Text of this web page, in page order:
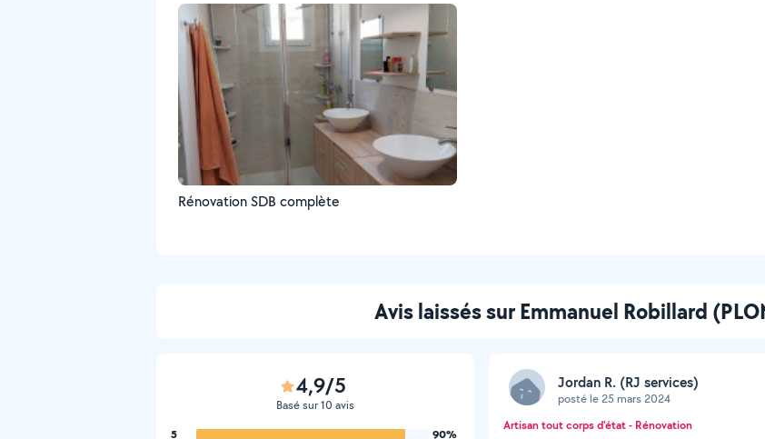
Rénovation SDB complète
Avis laissés sur Emmanuel Robillard
4,9/5
Basé sur 10 avis
5
90%
Jordan R. (RJ services)
posté le 25 mars 2024
Artisan tout corps d'état - Rénovation